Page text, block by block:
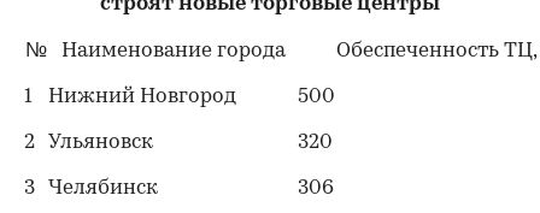
строят новые торговые центры
№ Наименование города Обеспеченность
1 Нижний Новгород 500
2 Ульяновск 320
3 Челябинск 306